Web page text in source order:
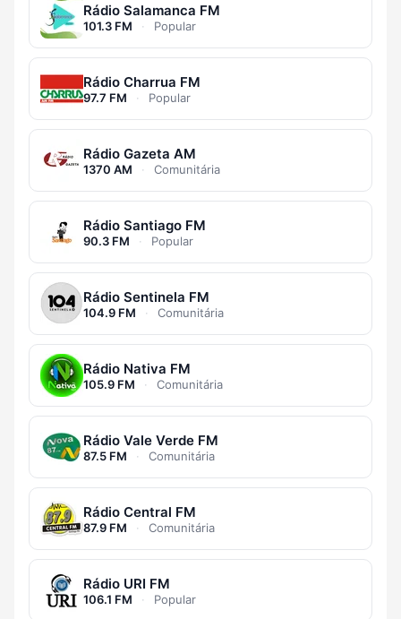
Rádio Salamanca FM
101.3 FM · Popular
Rádio Charrua FM
97.7 FM · Popular
Rádio Gazeta AM
1370 AM · Comunitária
Rádio Santiago FM
90.3 FM · Popular
Rádio Sentinela FM
104.9 FM · Comunitária
Rádio Nativa FM
105.9 FM · Comunitária
Rádio Vale Verde FM
87.5 FM · Comunitária
Rádio Central FM
87.9 FM · Comunitária
Rádio URI FM
106.1 FM · Popular